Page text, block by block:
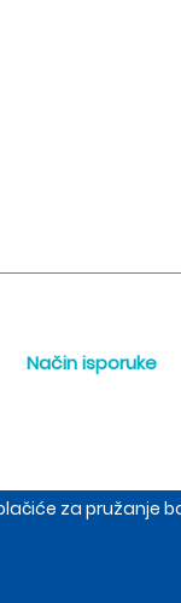
za pružanje
Način isporuke
The Meraki